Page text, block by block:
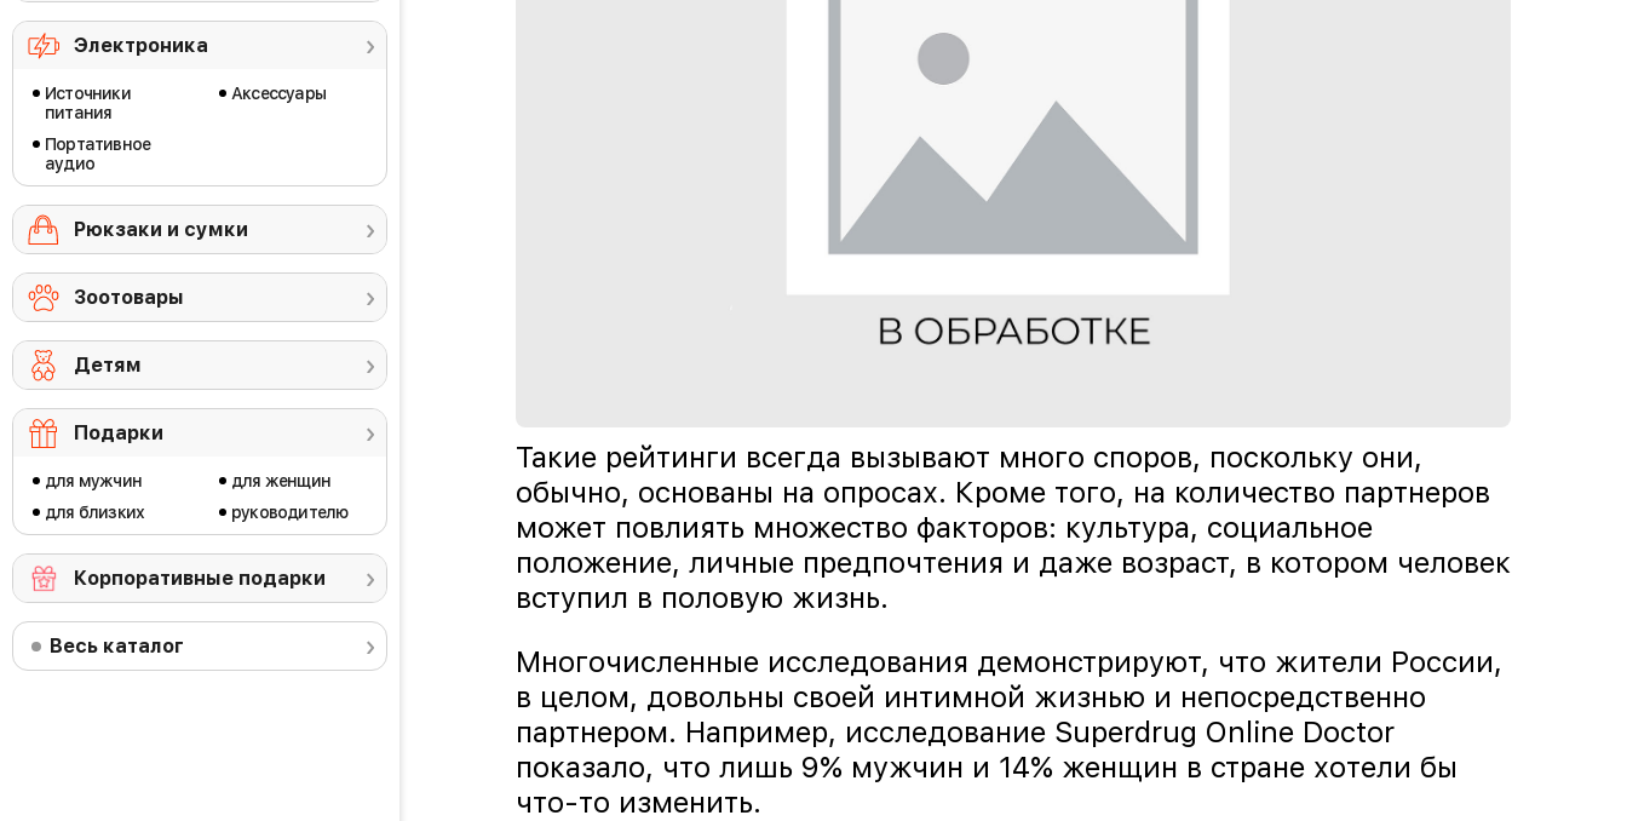
Электроника
Источники
питания
Портативное
аудио
Аксессуары
Рюкзаки и сумки
Зоотовары
Детям
Подарки
для мужчин
для близких
для женщин
руководителю
Корпоративные подарки
Весь каталог
Такие рейтинги всегда вызывают много споров, поскольку они,
обычно, основаны на опросах. Кроме того, на количество партнеров
может повлиять множество факторов: культура, социальное
положение, личные предпочтения и даже возраст, в котором человек
вступил в половую жизнь.
Многочисленные исследования демонстрируют, что жители России,
в целом, довольны своей интимной жизнью и непосредственно
партнером. Например, исследование Superdrug Online Doctor
показало, что лишь 9% мужчин и 14% женщин в стране хотели бы
что-то изменить.